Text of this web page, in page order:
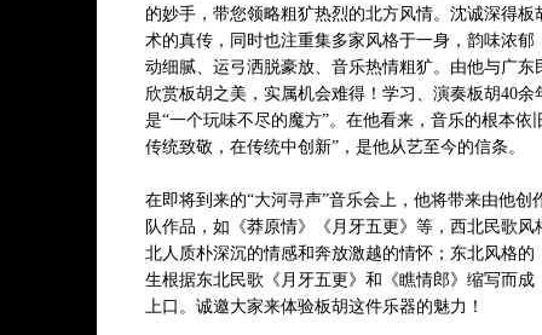
的妙手，带您领略粗犷热烈的北方风情。沈诚深得
术的真传，同时也注重集多家风格于一身，韵味浓
动细腻、运弓洒脱豪放、音乐热情粗犷。由他与广
欣赏板胡之美，实属机会难得！学习、演奏板胡40
是“一个玩味不尽的魔方”。在他看来，音乐的根本依
传统致敬，在传统中创新”，是他从艺至今的信条。
在即将到来的“大河寻声”音乐会上，他将带来由他创
队作品，如《莽原情》《月牙五更》等，西北民歌
北人质朴深沉的情感和奔放激越的情怀；东北风格
生根据东北民歌《月牙五更》和《瞧情郎》缩写而
上口。诚邀大家来体验板胡这件乐器的魅力！